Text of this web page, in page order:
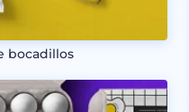
bocadillos